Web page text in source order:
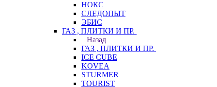
НОКС
СЛЕДОПЫТ
ЭБИС
ГАЗ , ПЛИТКИ И ПР.
Назад
ГАЗ , ПЛИТКИ И ПР.
ICE CUBE
KOVEA
STURMER
TOURIST